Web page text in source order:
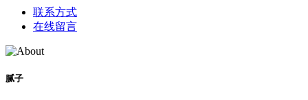
联系方式
在线留言
腻子